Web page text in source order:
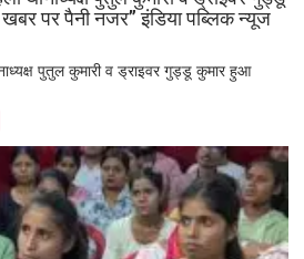
पर पैनी नजर” इंडिया पब्लिक न्यूज
पुतुल कुमारी व ड्राइवर गुड्डू कुमार हुआ